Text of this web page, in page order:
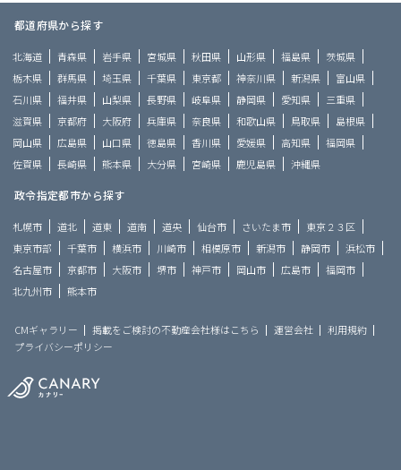
都道府県から探す
北海道 青森県 岩手県 宮城県 秋田県 山形県 福島県
茨城県
栃木県
群馬県 埼玉県 千葉県 東京都 神奈川県 新潟県
富山県
石川県
福井県 山梨県 長野県 岐阜県 静岡県 愛知県
三重県
滋賀県
京都府 大阪府 兵庫県 奈良県 和歌山県 鳥取県
島根県
岡山県
広島県 山口県 徳島県 香川県 愛媛県 高知県
福岡県
佐賀県
長崎県 熊本県 大分県 宮崎県 鹿児島県 沖縄県
政令指定都市から探す
札幌市 道北 道東 道南 道央 仙台市 さいたま市
東京２３区
東京市部
千葉市 横浜市 川崎市 相模原市 新潟市 静岡市
浜松市
名古屋市
京都市 大阪市 堺市 神戸市 岡山市 広島市
福岡市
北九州市
熊本市
CMギャラリー 掲載をご検討の不動産会社様はこちら 運営会社
利用規約
プライバシーポリシー